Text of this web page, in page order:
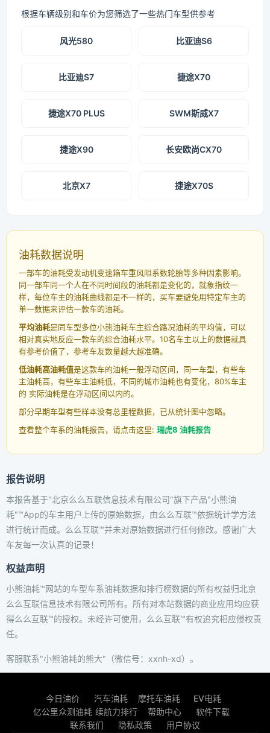
根据车辆级别和车价为您筛选了一些热门车型供参考
风光580 比亚迪S6
比亚迪S7 捷途X70
捷途X70 PLUS SWM斯威X7
捷途X90 长安欧尚CX70
北京X7 捷途X70S
油耗数据说明
一部车的油耗受发动机变速箱车重风阻系数轮胎等多种因素影响。
同一部车同一个人在不同时间段的油耗都是变化的，就象指纹一
样，每位车主的油耗曲线都是不一样的，买车要避免用特定车主的
单一数据来评估一款车的油耗。
平均油耗是同车型多位小熊油耗车主综合路况油耗的平均值，可以
相对真实地反应一款车的综合油耗水平。10名车主以上的数据就具
有参考价值了，参考车友数量越大越准确。
低油耗高油耗值是这款车的油耗一般浮动区间，同一车型，有些车
主油耗高，有些车主油耗低，不同的城市油耗也有变化，80%车主
的 实际油耗是在浮动区间以内的。
部分早期车型有些样本没有总里程数据，已从统计图中忽略。
查看整个车系的油耗报告，请点击这里: 瑞虎8 油耗报告
报告说明
本报告基于"北京么么互联信息技术有限公司"旗下产品"小熊油
耗"™App的车主用户上传的原始数据，由么么互联™依据统计学方法
进行统计而成。么么互联™并未对原始数据进行任何修改。感谢广大
车友每一次认真的记录！
权益声明
小熊油耗™网站的车型车系油耗数据和排行榜数据的所有权益归北京
么么互联信息技术有限公司所有。所有对本站数据的商业应用均应获
得么么互联™的授权。未经许可使用，么么互联™有权追究相应侵权责
任。
客服联系"小熊油耗的熊大"（微信号：xxnh-xd）。
今日油价 汽车油耗 摩托车油耗
EV电耗
亿公里众测油耗 续航力排行 帮助中心
软件下载
联系我们
隐私政策 用户协议